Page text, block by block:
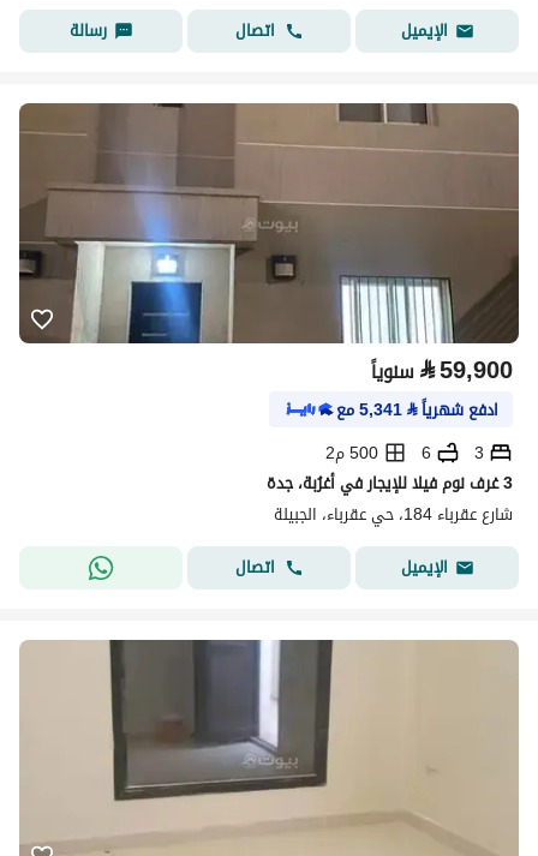
الإيميل
اتصال رسالة
⃁59,900 سنوياً
ادفع شهرياً⃁
5,341مع
3
6
500 م2
3 غرف نوم فيلا للإيجار في أغرُبة، جدة
شارع عقرباء 184، حي عقرباء، الجبيلة
الإيميل
اتصال